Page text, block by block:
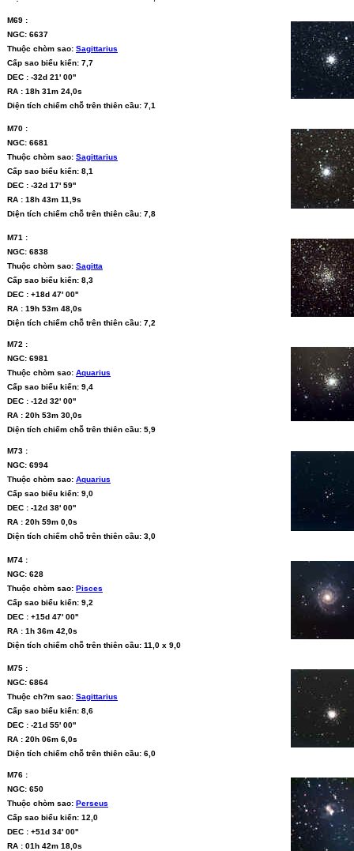
M69 :
NGC: 6637
Thuộc chòm sao: Sagittarius
Cấp sao biểu kiến: 7,7
DEC : -32d 21' 00''
RA : 18h 31m 24,0s
Diện tích chiếm chỗ trên thiên cầu: 7,1
M70 :
NGC: 6681
Thuộc chòm sao: Sagittarius
Cấp sao biểu kiến: 8,1
DEC : -32d 17' 59''
RA : 18h 43m 11,9s
Diện tích chiếm chỗ trên thiên cầu: 7,8
M71 :
NGC: 6838
Thuộc chòm sao: Sagitta
Cấp sao biểu kiến: 8,3
DEC : +18d 47' 00''
RA : 19h 53m 48,0s
Diện tích chiếm chỗ trên thiên cầu: 7,2
M72 :
NGC: 6981
Thuộc chòm sao: Aquarius
Cấp sao biểu kiến: 9,4
DEC : -12d 32' 00''
RA : 20h 53m 30,0s
Diện tích chiếm chỗ trên thiên cầu: 5,9
M73 :
NGC: 6994
Thuộc chòm sao: Aquarius
Cấp sao biểu kiến: 9,0
DEC : -12d 38' 00''
RA : 20h 59m 0,0s
Diện tích chiếm chỗ trên thiên cầu: 3,0
M74 :
NGC: 628
Thuộc chòm sao: Pisces
Cấp sao biểu kiến: 9,2
DEC : +15d 47' 00''
RA : 1h 36m 42,0s
Diện tích chiếm chỗ trên thiên cầu: 11,0 x 9,0
M75 :
NGC: 6864
Thuộc ch?m sao: Sagittarius
Cấp sao biểu kiến: 8,6
DEC : -21d 55' 00''
RA : 20h 06m 6,0s
Diện tích chiếm chỗ trên thiên cầu: 6,0
M76 :
NGC: 650
Thuộc chòm sao: Perseus
Cấp sao biểu kiến: 12,0
DEC : +51d 34' 00''
RA : 01h 42m 18,0s